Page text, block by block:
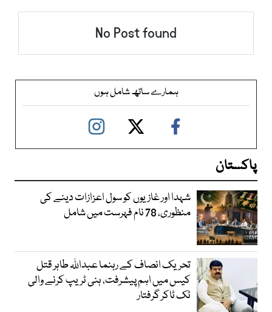
No Post found
ہمارے ساتھ شامل ہوں
پاکستان
شہدا اور غازیوں کو سول اعزازات دینے کی
منظوری، 78 نام فہرست میں شامل
تحریک انصاف کے رہنما عبداللہ طاہر قتل
کیس میں اہم پیشرفت، ہنی ٹریپ کرنے والی
ٹک ٹاکر گرفتار